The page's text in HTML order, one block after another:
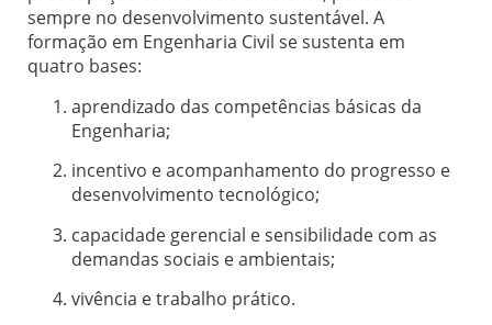
sempre no desenvolvimento sustentável. A
formação em Engenharia Civil se sustenta em
quatro bases:
aprendizado das competências básicas da
Engenharia;
incentivo e acompanhamento do progresso e
desenvolvimento tecnológico;
capacidade gerencial e sensibilidade com as
demandas sociais e ambientais;
vivência e trabalho prático.